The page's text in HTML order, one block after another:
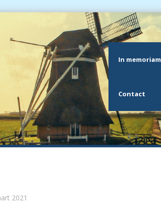
In memoriam
Contact
2021